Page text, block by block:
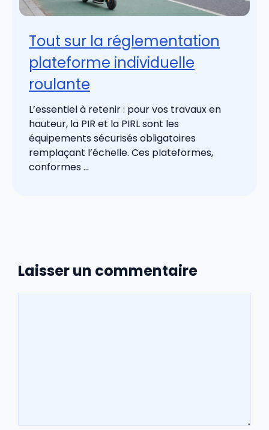
Tout sur la réglementation
plateforme individuelle
roulante
L’essentiel à retenir : pour vos travaux en
hauteur, la PIR et la PIRL sont les
équipements sécurisés obligatoires
remplaçant l’échelle. Ces plateformes,
conformes ...
Laisser un commentaire